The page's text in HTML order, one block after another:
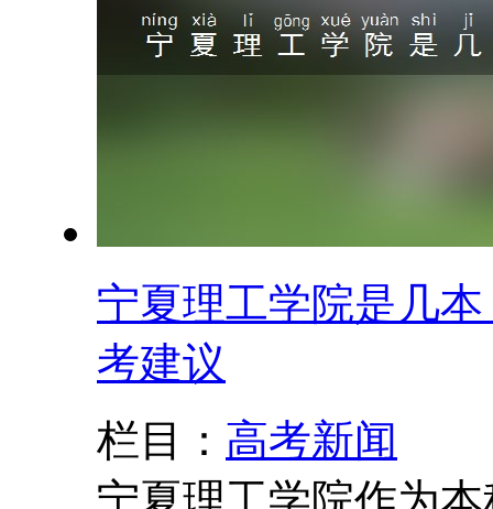
宁夏理工学院是几
考建议
栏目： 高考新闻
宁夏理工学院作为